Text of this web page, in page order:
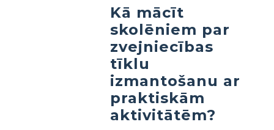
Kā mācīt
skolēniem par
zvejniecības
tīklu
izmantošanu ar
praktiskām
aktivitātēm?